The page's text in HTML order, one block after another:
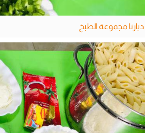
مجموعة الطبخ